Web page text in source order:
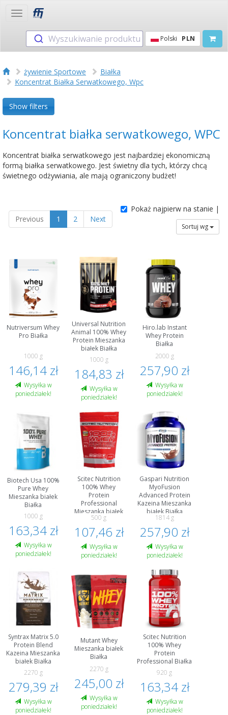
Toggle
Wyszukiwanie produktu Polski PLN
żywienie Sportowe
Białka
Koncentrat Białka Serwatkowego, Wpc
Show filters
Koncentrat białka serwatkowego, WPC
Koncentrat białka serwatkowego jest najbardziej ekonomiczną
formą białka serwatkowego. Jest świetny dla tych, którzy chcą
świetnego odżywiania, ale mają ograniczony budżet!
Previous 1 2 Next
Pokaż najpierw na stanie |
Sortuj wg
Nutriversum Whey
Pro Białka
1000 g
146,14 zł
Wysyłka w
poniedziałek!
Universal Nutrition
Animal 100% Whey
Protein Mieszanka
białek Białka
1000 g
184,83 zł
Wysyłka w
poniedziałek!
Hiro.lab Instant
Whey Protein
Białka
2000 g
257,90 zł
Wysyłka w
poniedziałek!
Biotech Usa 100%
Pure Whey
Mieszanka białek
Białka
1000 g
163,34 zł
Wysyłka w
poniedziałek!
Scitec Nutrition
100% Whey
Protein
Professional
Mieszanka białek
Białka
500 g
107,46 zł
Wysyłka w
poniedziałek!
Gaspari Nutrition
MyoFusion
Advanced Protein
Kazeina Mieszanka
białek Białka
1814 g
257,90 zł
Wysyłka w
poniedziałek!
Syntrax Matrix 5.0
Protein Blend
Kazeina Mieszanka
białek Białka
2270 g
279,39 zł
Wysyłka w
poniedziałek!
Mutant Whey
Mieszanka białek
Białka
2270 g
245,00 zł
Wysyłka w
poniedziałek!
Scitec Nutrition
100% Whey
Protein
Professional Białka
920 g
163,34 zł
Wysyłka w
poniedziałek!